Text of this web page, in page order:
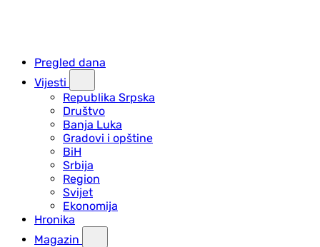
Pregled dana
Vijesti
Republika Srpska
Društvo
Banja Luka
Gradovi i opštine
BiH
Srbija
Region
Svijet
Ekonomija
Hronika
Magazin